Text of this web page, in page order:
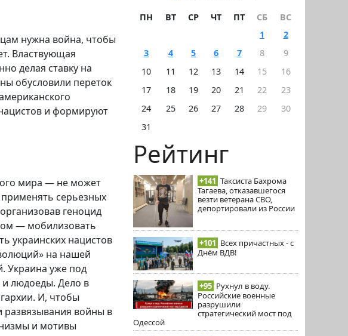
ПН ВТ СР ЧТ ПТ СБ
ВС
1
2
3
4 5 6 7 8
9
10
11 12 13 14 15
16
17
18 19 20 21 22
23
24
25 26 27 28 29
30
31
Рейтинг
+141 Таксиста Бахрома
Тагаева, отказавшегося
везти ветерана СВО,
депортировали из России
+101 Всех причастных - с
Днём ВДВ!
+95 Рухнул в воду.
Российские военные
разрушили
стратегический мост под
Одессой
нужна война, чтобы
Властвующая
делая ставку на
обусловили переток
и формируют
мира — не может
серьезных
геноцид
— мобилизовать
украинских нацистов
на нашей
Украина уже под
и людоеды. Дело в
И, чтобы
развязывания войны в
и мотивы